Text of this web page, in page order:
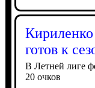
готов к
В Летней лиге
20 очков